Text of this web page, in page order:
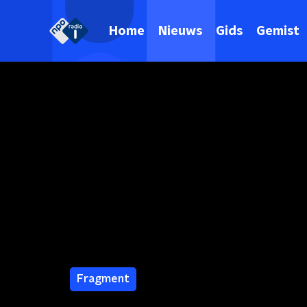
Home Nieuws Gids Gemist
Fragment